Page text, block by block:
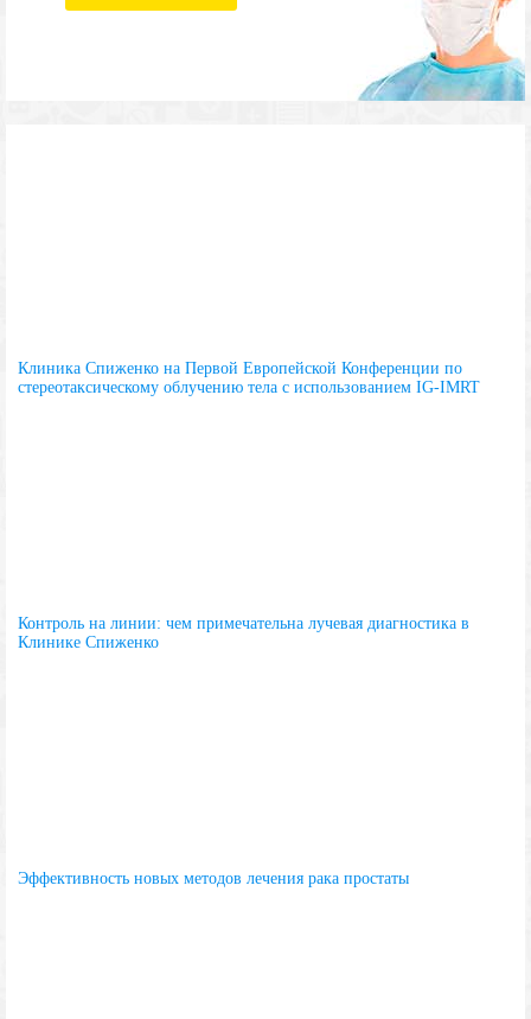
Клиника Спиженко на Первой Европейской Конференции по
стереотаксическому облучению тела с использованием IG-IMRT
Контроль на линии: чем примечательна лучевая диагностика в
Клинике Спиженко
Эффективность новых методов лечения рака простаты